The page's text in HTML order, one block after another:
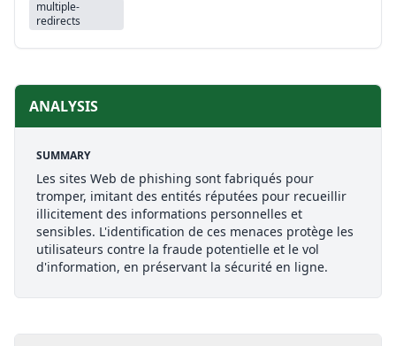
multiple-
redirects
ANALYSIS
SUMMARY
Les sites Web de phishing sont fabriqués pour
tromper, imitant des entités réputées pour recueillir
illicitement des informations personnelles et
sensibles. L'identification de ces menaces protège les
utilisateurs contre la fraude potentielle et le vol
d'information, en préservant la sécurité en ligne.